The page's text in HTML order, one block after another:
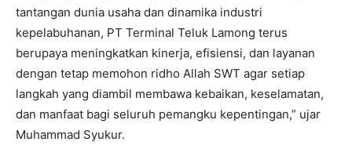
tantangan dunia usaha dan dinamika industri
kepelabuhanan, PT Terminal Teluk Lamong terus
berupaya meningkatkan kinerja, efisiensi, dan layanan
dengan tetap memohon ridho Allah SWT agar setiap
langkah yang diambil membawa kebaikan, keselamatan,
dan manfaat bagi seluruh pemangku kepentingan,” ujar
Muhammad Syukur.